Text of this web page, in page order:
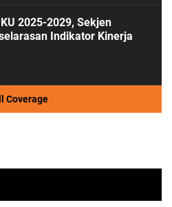
2025-2029, Sekjen
Indikator Kinerja
Coverage